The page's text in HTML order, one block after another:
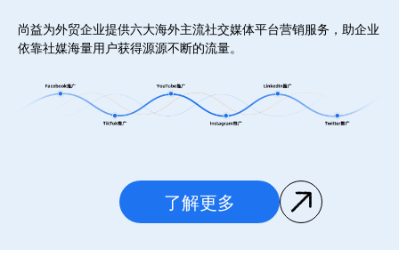
尚益为外贸企业提供六大海外主流社交媒体平台营销服务，助企业
依靠社媒海量用户获得源源不断的流量。
了解更多